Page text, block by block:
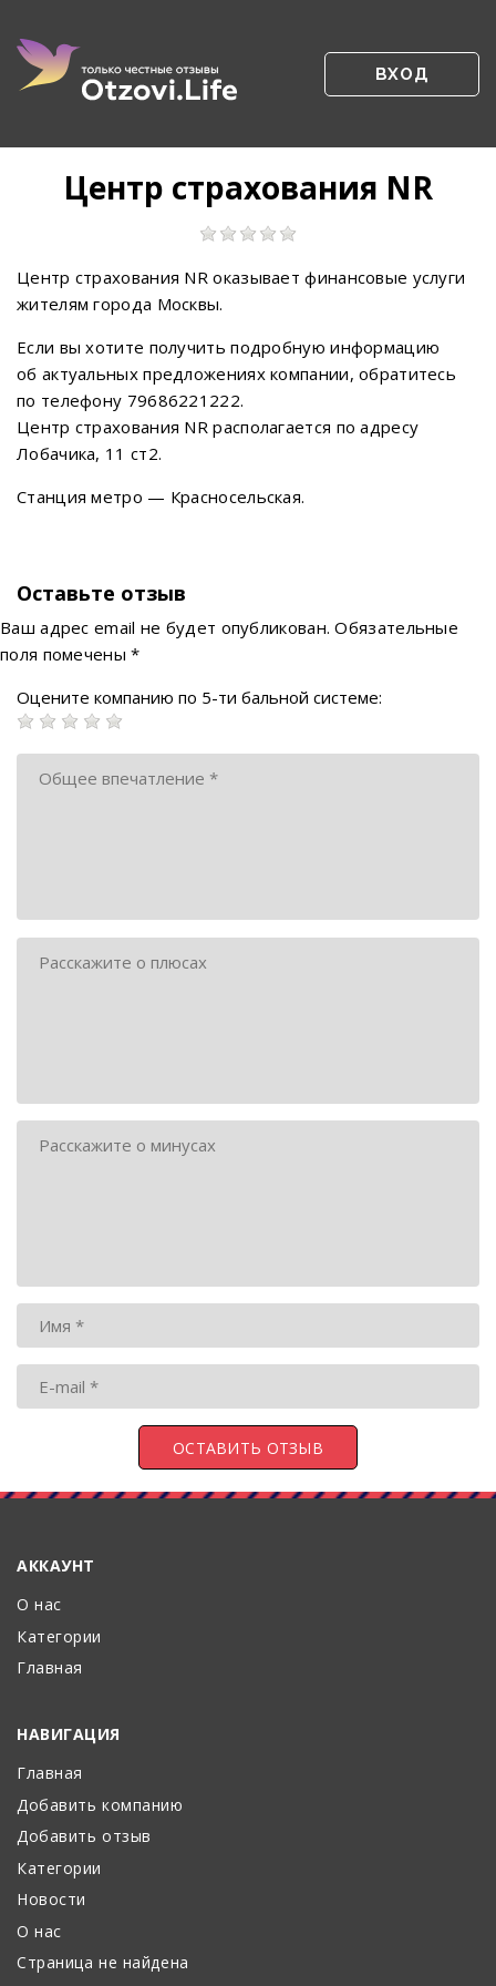
ВХОД
Центр страхования NR
Центр страхования NR оказывает финансовые услуги
жителям города Москвы.
Если вы хотите получить подробную информацию
об актуальных предложениях компании, обратитесь
по телефону 79686221222.
Центр страхования NR располагается по адресу
Лобачика, 11 ст2.
Станция метро — Красносельская.
Оставьте отзыв
Ваш адрес email не будет опубликован. Обязательные
поля помечены*
Оцените компанию по 5-ти бальной системе:
АККАУНТ
О нас
Категории
Главная
НАВИГАЦИЯ
Главная
Добавить компанию
Добавить отзыв
Категории
Новости
О нас
Страница не найдена